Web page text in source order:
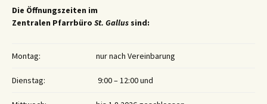
Die Öffnungszeiten im
Zentralen Pfarrbüro St. Gallus sind:
Montag: nur nach Vereinbarung
Dienstag: 9:00 – 12:00 und